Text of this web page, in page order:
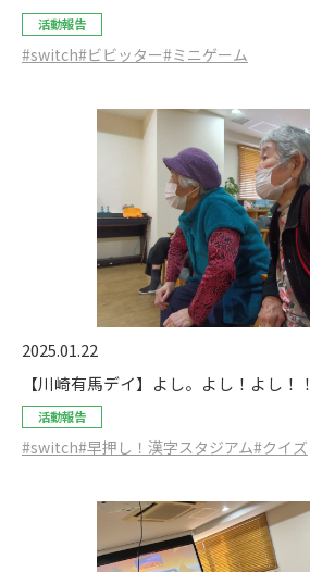
活動報告
#switch#ビビッター#ミニゲーム
2025.01.22
【川崎有馬デイ】よし。よし！よし！！
活動報告
#switch#早押し！漢字スタジアム#クイズ